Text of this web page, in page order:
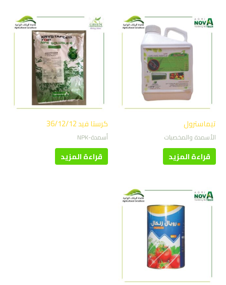
تيماسترول
الأسمدة والمخصبات
قراءة المزيد
كرستا فيد 36/12/12
أسمدة-NPK
قراءة المزيد